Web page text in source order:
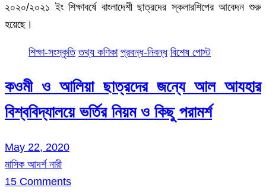
২০২০/২০২১ ইং শিক্ষাবর্ষে বাংলাদেশী ছাত্রদের স্কলারশিপের আবেদন শুরু
হয়েছে।
শিক্ষা-সংস্কৃতি তথ্য কণিকা প্রবন্ধ-নিবন্ধ বিশেষ পোস্ট
কওমী ও আলিয়া ছাত্রদের জন্যে আল আযহার
বিশ্ববিদ্যালয়ে ভর্তির নিয়ম ও কিছু পরামর্শ
May 22, 2020
মাসিক আদর্শ নারী
15 Comments